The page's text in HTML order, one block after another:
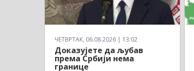
ЧЕТВРТАК, 06.08.2026 | 13:02
Доказујете да љубав
према Србији нема
границе